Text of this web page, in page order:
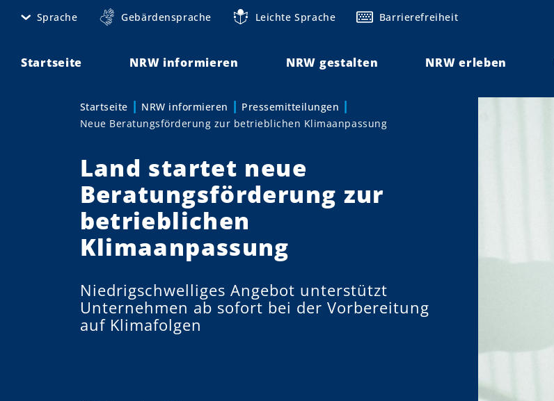
Sprache Gebärdensprache Leichte Sprache Barrierefreiheit
Startseite NRW informieren NRW gestalten NRW erleben
Sie sind hier:
Startseite NRW informieren
Pressemitteilungen
Neue Beratungsförderung zur betrieblichen Klimaanpassung
Land startet neue
Beratungsförderung zur
betrieblichen
Klimaanpassung
Niedrigschwelliges Angebot unterstützt
Unternehmen ab sofort bei der Vorbereitung
auf Klimafolgen